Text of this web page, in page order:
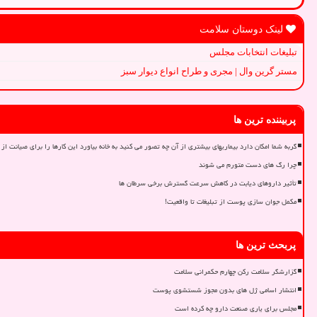
لینک دوستان سلامت
تبلیغات انتخابات مجلس
مستر گرین وال | مجری و طراح انواع دیوار سبز
پربیننده ترین ها
گربه شما امکان دارد بیماریهای بیشتری از آن چه تصور می کنید به خانه بیاورد این کارها را برای صیانت
چرا رگ های دست متورم می شوند
تأثیر داروهای دیابت در کاهش سرعت گسترش برخی سرطان ها
مکمل جوان سازی پوست از تبلیغات تا واقعیت!
پربحث ترین ها
گزارشگر سلامت رکن چهارم حکمرانی سلامت
انتشار اسامی ژل های بدون مجوز شستشوی پوست
مجلس برای یاری صنعت دارو چه کرده است